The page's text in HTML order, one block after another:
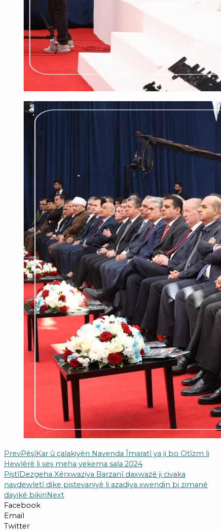
PrevPêşîKar û çalakiyên Navenda Îmaratî ya ji bo Otîzm li
Hewlêrê li şeş meha yekema sala 2024
PiştîDezgeha Xêrxwaziya Barzanî daxwazê ji civaka
navdewletî dike piştevaniyê li azadiya xwendin bi zimanê
dayikê bikinNext
Facebook
Email
Twitter